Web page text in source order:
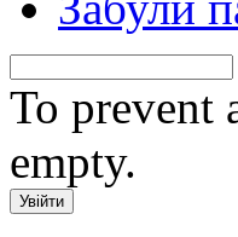
To prevent
empty.